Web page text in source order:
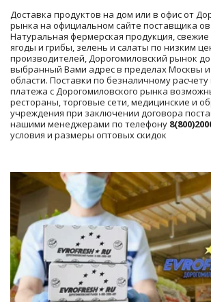
Доставка продуктов на дом или в офис от
рынка на официальном сайте поставщика
Натуральная фермерская продукция,
ягоды и грибы, зелень и салаты по низким
производителей, Дорогомиловский рынок
выбранный Вами адрес в пределах Москвы
области. Поставки по безналичному расчету
платежа с Дорогомиловского рынка
рестораны, торговые сети, медицинские и
учреждения при заключении договора
нашими менеджерами по телефону
условия и размеры оптовых скидок